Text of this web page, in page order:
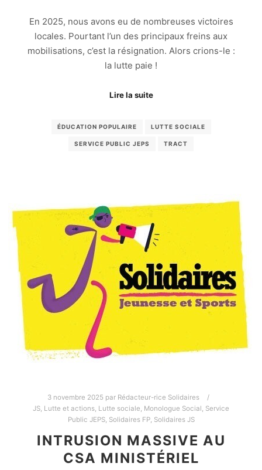
En 2025, nous avons eu de nombreuses victoires
locales. Pourtant l’un des principaux freins aux
mobilisations, c’est la résignation. Alors crions-le :
la lutte paie !
Lire la suite
ÉDUCATION POPULAIRE LUTTE SOCIALE
SERVICE PUBLIC JEPS TRACT
3 novembre 2025 par Rédacteur-rice Solidaires
JS Lutte et actions Lutte sociale Monologue Social Service
Public JEPS, Solidaires FP, Solidaires JS
INTRUSION MASSIVE AU
CSA MINISTÉRIEL